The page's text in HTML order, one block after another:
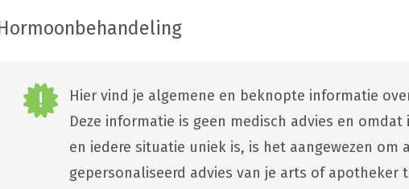
Hier vind je algemene en beknopte informatie
Deze informatie is geen medisch advies en omdat
en iedere situatie uniek is, is het aangewezen om
gepersonaliseerd advies van je arts of apotheker